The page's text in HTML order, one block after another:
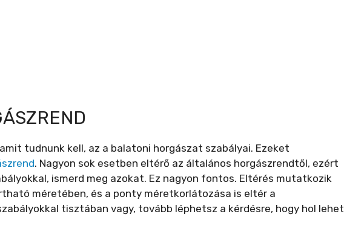
tudnunk kell, az a balatoni horgászat szabályai. Ezeket
. Nagyon sok esetben eltérő az általános horgászrendtől, ezért
ismerd meg azokat. Ez nagyon fontos. Eltérés mutatkozik
méretében, és a ponty méretkorlátozása is eltér a
tisztában vagy, tovább léphetsz a kérdésre, hogy hol lehet